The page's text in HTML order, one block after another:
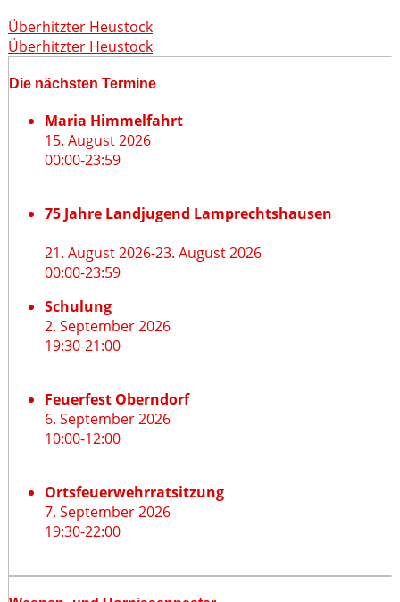
Überhitzter Heustock
Überhitzter Heustock
Die nächsten Termine
Maria Himmelfahrt
15. August 2026
00:00-23:59
75 Jahre Landjugend Lamprechtshausen
21. August 2026-23. August 2026
00:00-23:59
Schulung
2. September 2026
19:30-21:00
Feuerfest Oberndorf
6. September 2026
10:00-12:00
Ortsfeuerwehrratsitzung
7. September 2026
19:30-22:00